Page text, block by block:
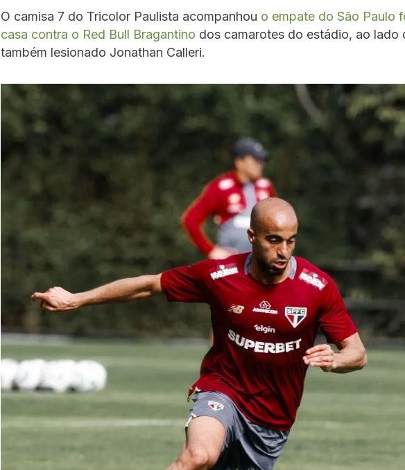
O camisa 7 do Tricolor Paulista acompanhou o empate do São Paulo
casa contra o Red Bull Bragantino dos camarotes do estádio, ao lado
também lesionado Jonathan Calleri.